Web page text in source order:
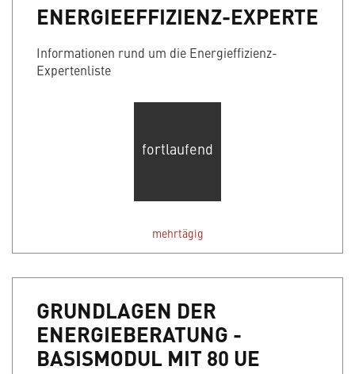
ENERGIEEFFIZIENZ-EXPERTE
Informationen rund um die Energieffizienz-
Expertenliste
fortlaufend
mehrtägig
GRUNDLAGEN DER
ENERGIEBERATUNG -
BASISMODUL MIT 80 UE